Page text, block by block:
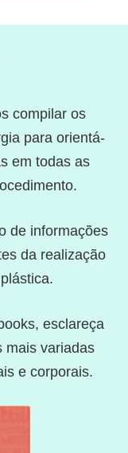
compilar os
para orientá-
em todas as
de informações
da realização
esclareça
mais variadas
e corporais.